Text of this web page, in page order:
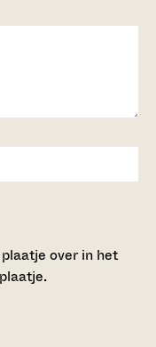
over in het